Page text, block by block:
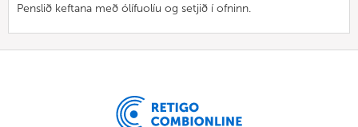
Penslið keftana með ólífuolíu og setjið í ofninn.